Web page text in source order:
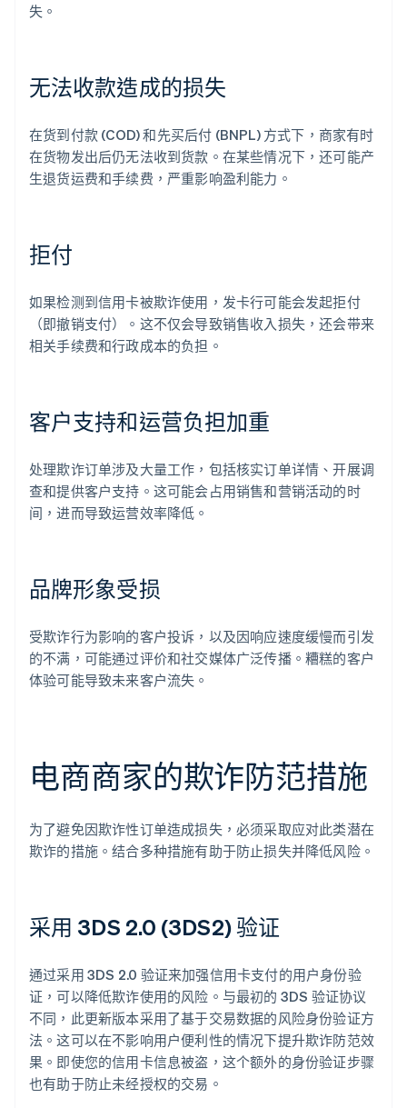
失。
无法收款造成的损失
在货到付款 (COD) 和先买后付 (BNPL) 方式下，商家有时
在货物发出后仍无法收到货款。在某些情况下，还可能产
生退货运费和手续费，严重影响盈利能力。
拒付
如果检测到信用卡被欺诈使用，发卡行可能会发起拒付
（即撤销支付）。这不仅会导致销售收入损失，还会带来
相关手续费和行政成本的负担。
客户支持和运营负担加重
处理欺诈订单涉及大量工作，包括核实订单详情、开展调
查和提供客户支持。这可能会占用销售和营销活动的时
间，进而导致运营效率降低。
品牌形象受损
受欺诈行为影响的客户投诉，以及因响应速度缓慢而引发
的不满，可能通过评价和社交媒体广泛传播。糟糕的客户
体验可能导致未来客户流失。
电商商家的欺诈防范措施
为了避免因欺诈性订单造成损失，必须采取应对此类潜在
欺诈的措施。结合多种措施有助于防止损失并降低风险。
采用 3DS 2.0 (3DS2) 验证
通过采用 3DS 2.0 验证来加强信用卡支付的用户身份验
证，可以降低欺诈使用的风险。与最初的 3DS 验证协议
不同，此更新版本采用了基于交易数据的风险身份验证方
法。这可以在不影响用户便利性的情况下提升欺诈防范效
果。即使您的信用卡信息被盗，这个额外的身份验证步骤
也有助于防止未经授权的交易。